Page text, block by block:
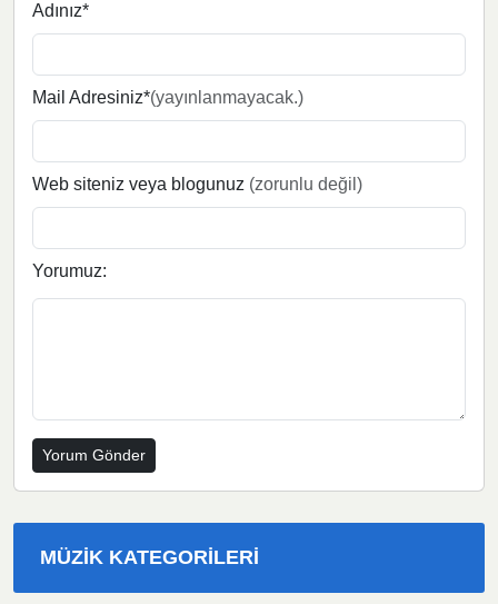
Adınız*
Mail Adresiniz*(yayınlanmayacak.)
Web siteniz veya blogunuz (zorunlu değil)
Yorumuz:
MÜZIK KATEGORILERI